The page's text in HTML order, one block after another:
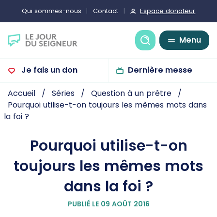
Qui sommes-nous Contact Espace donateur
Recherche
Menu
Je fais un don Dernière messe
Accueil Séries
Question à un prêtre
Pourquoi utilise-t-on toujours les mêmes mots dans
la foi ?
Pourquoi utilise-t-on
toujours les mêmes mots
dans la foi ?
PUBLIÉ LE 09 AOÛT 2016